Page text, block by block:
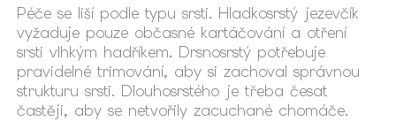
Péče se liší podle typu srsti. Hladkosrstý jezevčík
vyžaduje pouze občasné kartáčování a otření
srsti vlhkým hadříkem. Drsnosrstý potřebuje
pravidelné trimování, aby si zachoval správnou
strukturu srsti. Dlouhosrstého je třeba česat
častěji, aby se netvořily zacuchané chomáče.